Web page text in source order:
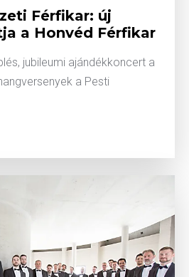
Férfikar: új
a Honvéd Férfikar
jubileumi ajándékkoncert a
a Pesti